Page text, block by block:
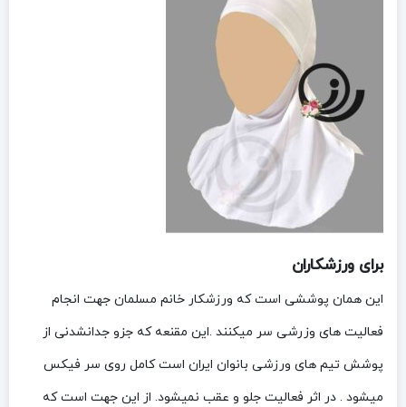
برای ورزشکاران
این همان پوششی است که ورزشکار خانم مسلمان جهت انجام
فعالیت های وزرشی سر میکنند .این مقنعه که جزو جدانشدنی از
پوشش تیم های ورزشی بانوان ایران است کامل روی سر فیکس
میشود . در اثر فعالیت جلو و عقب نمیشود. از این جهت است که